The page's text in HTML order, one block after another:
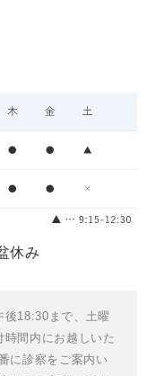
休み
18:30まで、土曜
時間内にお越しいた
に診察をご案内い